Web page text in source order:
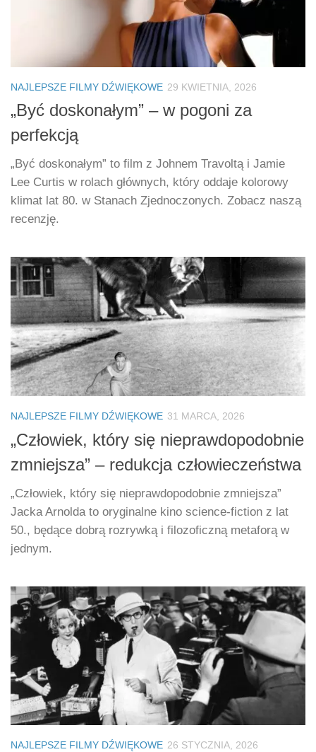
NAJLEPSZE FILMY DŹWIĘKOWE 29 KWIETNIA, 2026
„Być doskonałym” – w pogoni za
perfekcją
„Być doskonałym” to film z Johnem Travoltą i Jamie
Lee Curtis w rolach głównych, który oddaje kolorowy
klimat lat 80. w Stanach Zjednoczonych. Zobacz naszą
recenzję.
NAJLEPSZE FILMY DŹWIĘKOWE 31 MARCA, 2026
„Człowiek, który się nieprawdopodobnie
zmniejsza” – redukcja człowieczeństwa
„Człowiek, który się nieprawdopodobnie zmniejsza”
Jacka Arnolda to oryginalne kino science-fiction z lat
50., będące dobrą rozrywką i filozoficzną metaforą w
jednym.
NAJLEPSZE FILMY DŹWIĘKOWE 26 STYCZNIA, 2026